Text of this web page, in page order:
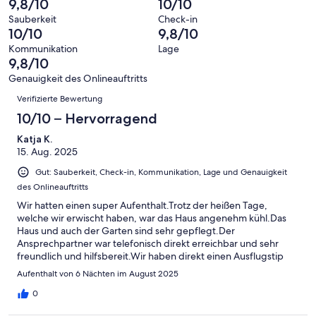
10
-
Hervorragend
Bewertung
von
8
-
Gut
eine
Bewertung
von
6
-
Okay
Gästebewertungen
haben
eine
Bewertung
von
4
7
Gästebewertungen
haben
eine
Bewertung
9,8/10
Sauberkeit
10/10
Check-in
10/10
Kommunikation
9,8/10
Lage
9,8/10
Genauigkeit des Onlineauftritts
Bewertungen
Verifizierte Bewertung
10/10 – Hervorragend
Katja K.
15. Aug. 2025
Gut: Sauberkeit, Check-in, Kommunikation, Lage und Genauigkeit
des Onlineauftritts
Wir hatten einen super Aufenthalt.Trotz der heißen Tage,
welche wir erwischt haben, war das Haus angenehm kühl.Das
Haus und auch der Garten sind sehr gepflegt.Der
Ansprechpartner war telefonisch direkt erreichbar und sehr
freundlich und hilfsbereit.Wir haben direkt einen Ausflugstip
zum nahe gelegen See erhalten.Im Haus ist alles vorhanden,
was man üblicher Weise benötigt.Wir sind mehr als zufrieden
und kommen gern wieder.
Aufenthalt von 6 Nächten im August 2025
0